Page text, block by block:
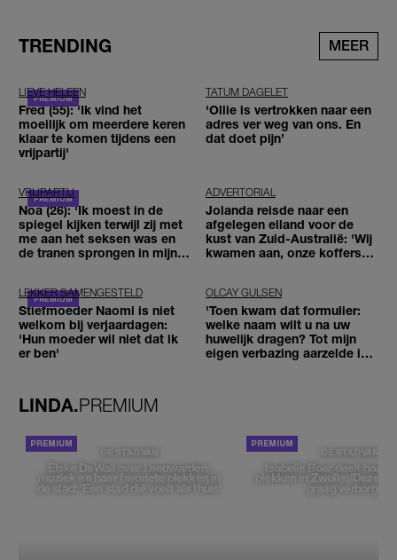
TRENDING MEER
LIEVE HELEEN
Fred (55): 'Ik vind het
moeilijk om meerdere keren
klaar te komen tijdens een
vrijpartij'
TATUM DAGELET
'Ollie is vertrokken naar een
adres ver weg van ons. En
dat doet pijn’
VRIJPARTIJ
Noa (26): 'Ik moest in de
spiegel kijken terwijl zij met
me aan het seksen was en
de tranen sprongen in mijn
ADVERTORIAL
Jolanda reisde naar een
afgelegen eiland voor de
kust van Zuid-Australië: 'Wij
kwamen aan, onze koffers
LEKKER SAMENGESTELD
Stiefmoeder Naomi is niet
welkom bij verjaardagen:
'Hun moeder wil niet dat ik
er ben'
OLCAY GULSEN
'Toen kwam dat formulier:
welke naam wilt u na uw
huwelijk dragen? Tot mijn
eigen verbazing aarzelde ik
LINDA.PREMIUM
DE STAD VAN
Elske DeWall over Leeuwarden,
muziek en haar favoriete plekken in
de stad: 'Een stad die voelt als thuis'
DE STAD VAN
Isabelle Boer deelt haar
plekken in Zwolle: 'Deze
graag verborgen'